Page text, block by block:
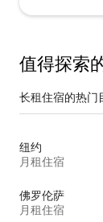
值得探索
长租住宿的热门
纽约
月租住宿
佛罗伦萨
月租住宿